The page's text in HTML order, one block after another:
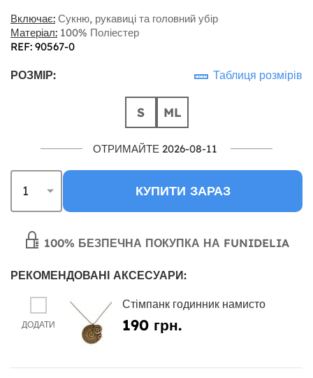
Включає: Сукню, рукавиці та головний убір
Матеріал: 100% Поліестер
REF: 90567-0
РОЗМІР: Таблиця розмірів
S ML
ОТРИМАЙТЕ 2026-08-11
КУПИТИ ЗАРАЗ
100% БЕЗПЕЧНА ПОКУПКА НА FUNIDELIA
РЕКОМЕНДОВАНІ АКСЕСУАРИ:
ДОДАТИ
Стімпанк годинник намисто
190 грн.